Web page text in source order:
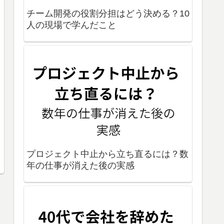
チーム開発の役割分担はどう決める？10
人の現場で学んだこと
プロジェクト中止から立ち直るには？数
年の仕事が消えた後の実感